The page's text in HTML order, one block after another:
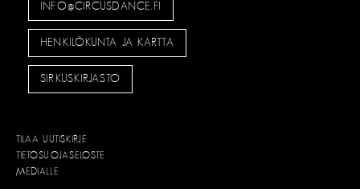
INFO@CIRCUSDANCE.FI
HENKILÖKUNTA JA KARTTA
SIRKUSKIRJASTO
TILAA UUTISKIRJE
TIETOSUOJASELOSTE
MEDIALLE